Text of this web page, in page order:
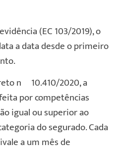
(EC 103/2019), o
a data desde o primeiro
nº 10.410/2020, a
por competências
igual ou superior ao
do segurado. Cada
a um mês de